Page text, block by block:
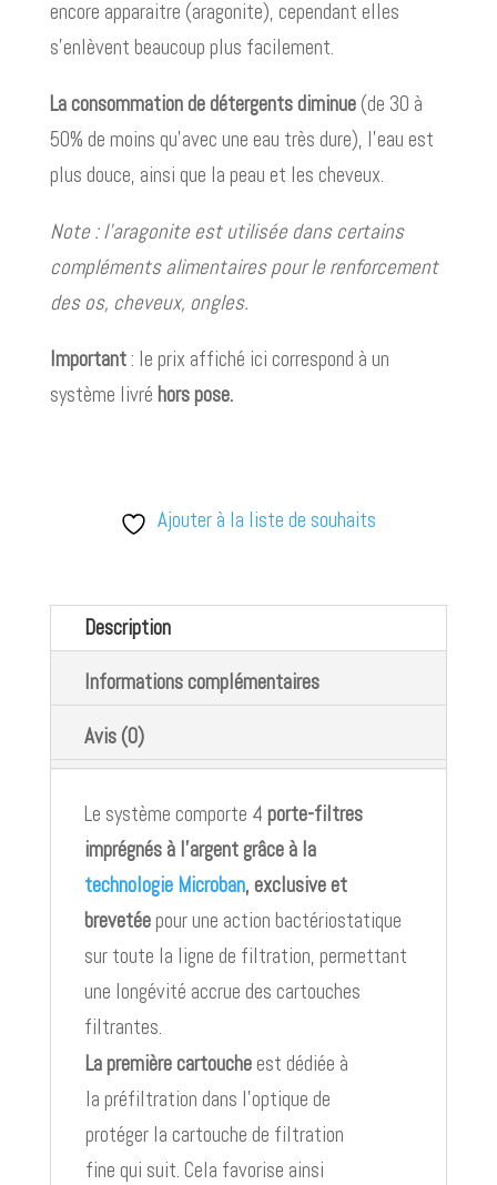
encore apparaitre (aragonite), cependant elles
s’enlèvent beaucoup plus facilement.
La consommation de détergents diminue(de 30 à
50% de moins qu’avec une eau très dure), l’eau est
plus douce, ainsi que la peau et les cheveux.
Note : l’aragonite est utilisée dans certains
compléments alimentaires pour le renforcement
des os, cheveux, ongles.
Important: le prix affiché ici correspond à un
système livré hors pose.
Ajouter à la liste de souhaits
Description
Informations complémentaires
Avis (0)
Le système comporte 4 porte-filtres
imprégnés à l’argent grâce à la
technologie Microban, exclusive et
brevetéepour une action bactériostatique
sur toute la ligne de filtration, permettant
une longévité accrue des cartouches
filtrantes.
La première cartoucheest dédiée à
la préfiltration dans l’optique de
protéger la cartouche de filtration
fine qui suit. Cela favorise ainsi